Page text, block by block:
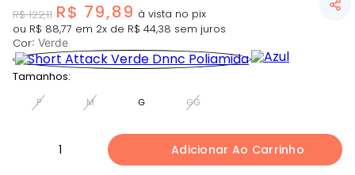
R$ 122,11 R$ 79,89
ou R$ 88,77 em 2x de R$ 44,38 sem juros
Cor: Verde
Tamanhos:
P M G GG
1 Adicionar Ao Carrinho